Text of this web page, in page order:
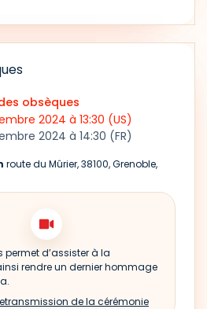
obsèques
2024 à 13:30 (US)
2024 à 14:30 (FR)
route du Mûrier, 38100, Grenoble,
permet d’assister à la
rendre un dernier hommage
de la cérémonie